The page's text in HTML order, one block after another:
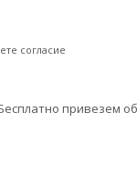
согласие